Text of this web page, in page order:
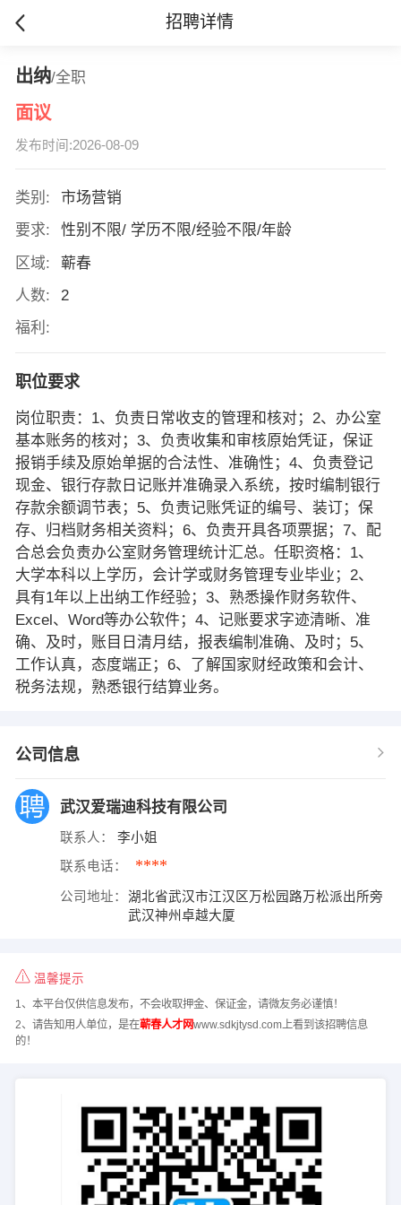
招聘详情
出纳/全职
面议
发布时间:2026-08-09
类别:
市场营销
要求:
性别不限/ 学历不限/经验不限/年龄
区域:
蕲春
人数:
2
福利:
职位要求
岗位职责：1、负责日常收支的管理和核对；2、办公室
基本账务的核对；3、负责收集和审核原始凭证，保证
报销手续及原始单据的合法性、准确性；4、负责登记
现金、银行存款日记账并准确录入系统，按时编制银行
存款余额调节表；5、负责记账凭证的编号、装订；保
存、归档财务相关资料；6、负责开具各项票据；7、配
合总会负责办公室财务管理统计汇总。任职资格：1、
大学本科以上学历，会计学或财务管理专业毕业；2、
具有1年以上出纳工作经验；3、熟悉操作财务软件、
Excel、Word等办公软件；4、记账要求字迹清晰、准
确、及时，账目日清月结，报表编制准确、及时；5、
工作认真，态度端正；6、了解国家财经政策和会计、
税务法规，熟悉银行结算业务。
公司信息
武汉爱瑞迪科技有限公司
联系人： 李小姐
联系电话： ****
公司地址：
湖北省武汉市江汉区万松园路万松派出所旁
武汉神州卓越大厦
温馨提示
1、本平台仅供信息发布，不会收取押金、保证金，请微友务必谨慎！
2、请告知用人单位，是在蕲春人才网www.sdkjtysd.com上看到该招聘信息
的！